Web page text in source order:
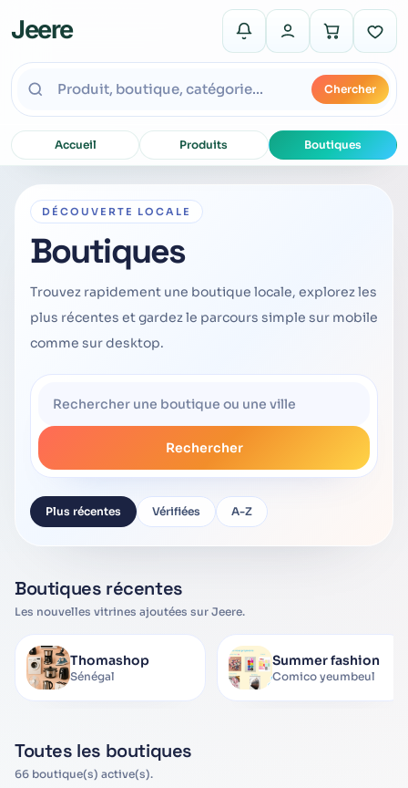
Jeere
Chercher
Accueil Produits Boutiques
DÉCOUVERTE LOCALE
Boutiques
Trouvez rapidement une boutique locale, explorez les
plus récentes et gardez le parcours simple sur mobile
comme sur desktop.
Rechercher
Plus récentes Vérifiées A-Z
Boutiques récentes
Les nouvelles vitrines ajoutées sur Jeere.
Thomashop
Sénégal
Summer fashion
Comico yeumbeul
Toutes les boutiques
66 boutique(s) active(s).